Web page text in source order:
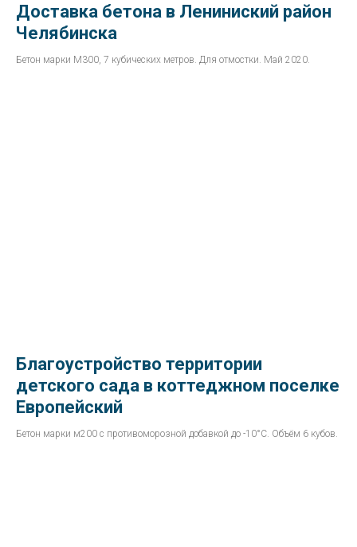
Доставка бетона в Лениниский район
Челябинска
Бетон марки М300, 7 кубических метров. Для отмостки. Май 2020.
Благоустройство территории
детского сада в коттеджном поселке
Европейский
Бетон марки м200 с противоморозной добавкой до -10°С. Объём 6 кубов.